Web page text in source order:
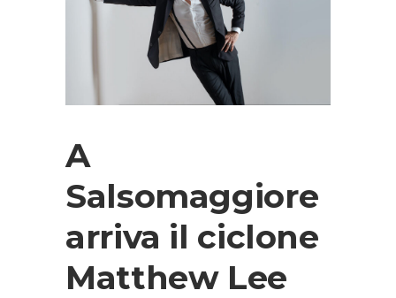
A
Salsomaggiore
arriva il ciclone
Matthew Lee